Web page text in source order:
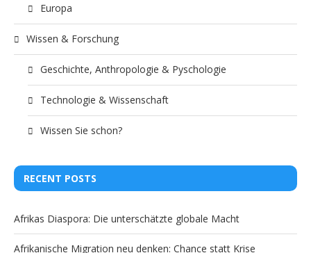
Europa
Wissen & Forschung
Geschichte, Anthropologie & Pyschologie
Technologie & Wissenschaft
Wissen Sie schon?
RECENT POSTS
Afrikas Diaspora: Die unterschätzte globale Macht
Afrikanische Migration neu denken: Chance statt Krise